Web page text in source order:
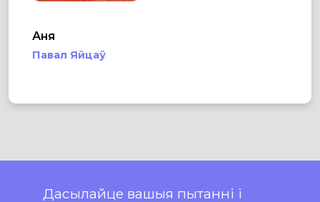
Аня
Павал Яйцаў
Дасылайце вашыя пытанні і